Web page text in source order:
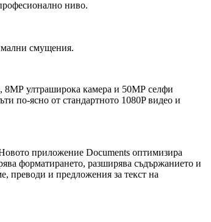
ниво.
смущения.
8МР ултраширока камера и 50МР селфи
по-ясно от стандартното 1080P видео и
приложение Documents оптимизира
форматирането, разширява съдържанието и
преводи и предложения за текст на